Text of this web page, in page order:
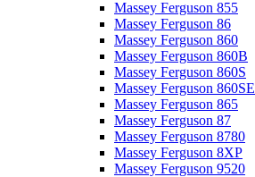
Massey Ferguson 855
Massey Ferguson 86
Massey Ferguson 860
Massey Ferguson 860B
Massey Ferguson 860S
Massey Ferguson 860SE
Massey Ferguson 865
Massey Ferguson 87
Massey Ferguson 8780
Massey Ferguson 8XP
Massey Ferguson 9520